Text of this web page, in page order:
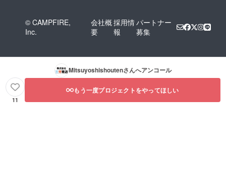
© CAMPFIRE,
Inc.
会社概
要
採用情
報
パートナー
募集
Mitsuyoshishoutenさんへアンコール
11
もう一度プロジェクトをやってほしい